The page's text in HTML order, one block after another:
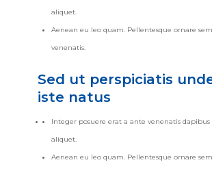
aliquet.
Aenean eu leo quam. Pellentesque ornare
venenatis.
Sed ut perspiciatis
iste natus
Integer posuere erat a ante venenatis dapibus
aliquet.
Aenean eu leo quam. Pellentesque ornare